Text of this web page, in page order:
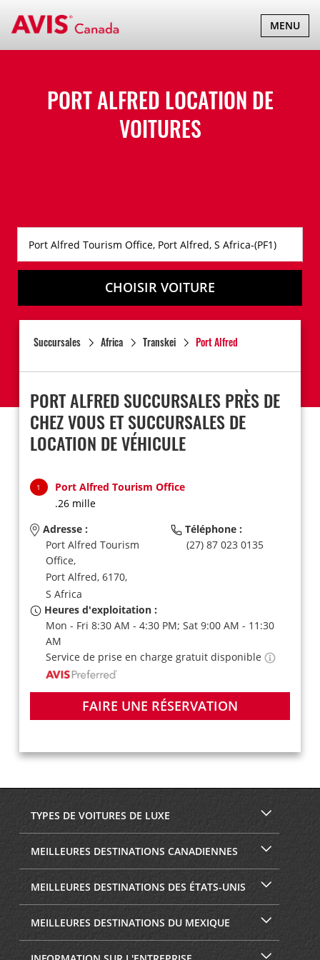
BASCULER
LA
MENU
PORT ALFRED LOCATION DE
VOITURES
CHOISIR VOITURE
Succursales Africa Transkei Port Alfred
PORT ALFRED SUCCURSALES PRÈS DE
CHEZ VOUS ET SUCCURSALES DE
LOCATION DE VÉHICULE
1
Port Alfred Tourism Office
.26 mille
Adresse :
Port Alfred Tourism
Office,
Port Alfred, 6170,
S Africa
Téléphone :
(27) 87 023 0135
Heures d'exploitation :
Mon - Fri 8:30 AM - 4:30 PM; Sat 9:00 AM - 11:30
AM
Service de prise en charge gratuit disponible
FAIRE UNE RÉSERVATION
TYPES DE VOITURES DE LUXE
MEILLEURES DESTINATIONS CANADIENNES
MEILLEURES DESTINATIONS DES ÉTATS-UNIS
MEILLEURES DESTINATIONS DU MEXIQUE